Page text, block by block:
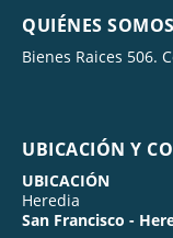
QUIÉNES SOMOS
Bienes Raices 506.
UBICACIÓN Y
UBICACIÓN
Heredia
San Francisco -